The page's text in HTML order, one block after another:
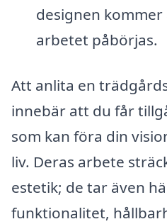
designen
arbetet påbörjas.
Att anlita en
innebär att du får
som kan föra din
liv. Deras arbete
estetik; de tar även
funktionalitet,